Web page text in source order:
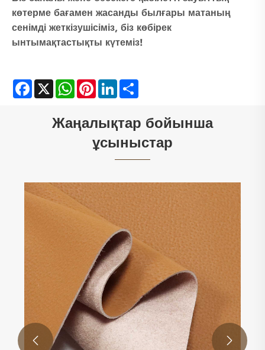
көтерме бағамен жасанды былғары матаның
сенімді жеткізушісіміз, біз көбірек
ынтымақтастықты күтеміз!
Facebook
X WhatsApp
PinterestLinkedIn
Жаңалықтар бойынша
ұсыныстар
 